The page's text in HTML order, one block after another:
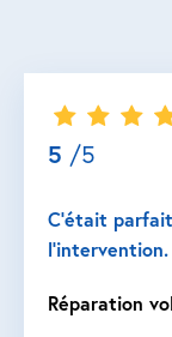
5 /5
C’était
Réparation